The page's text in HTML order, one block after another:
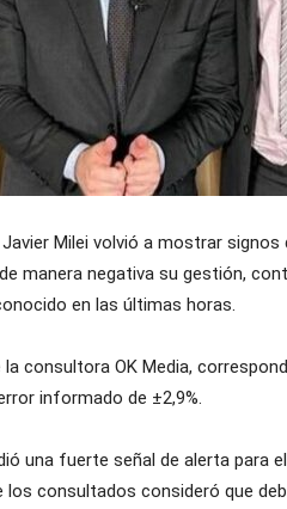
Milei volvió a mostrar signos
manera negativa su gestión,
en las últimas horas.
consultora OK Media,
informado de ±2,9%.
una fuerte señal de alerta para
los consultados consideró que